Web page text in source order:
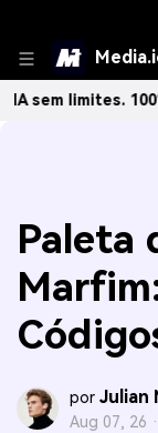
100% grátis!
Paleta
por Julian
Aug 07, 26 ·